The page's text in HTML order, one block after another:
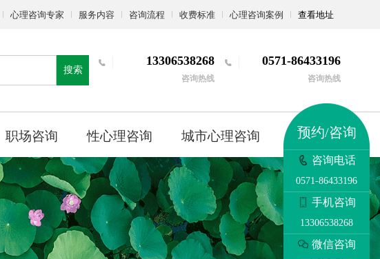
心理咨询专家 服务内容 咨询流程 收费标准 心理咨询案例 查看地址
搜索
13306538268
咨询热线
0571-86433196
咨询热线
职场咨询 性心理咨询 城市心理咨询 更多
预约/咨询
咨询电话
0571-86433196
手机咨询
13306538268
微信咨询